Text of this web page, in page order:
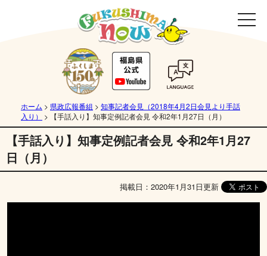
ホーム > 県政広報番組 > 知事記者会見（2018年4月2日会見より手話
入り）
> 【手話入り】知事定例記者会見 令和2年1月27日（月）
【手話入り】知事定例記者会見 令和2年1月27
日（月）
掲載日：2020年1月31日更新